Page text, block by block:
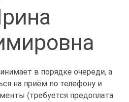
в порядке очереди, а
на приём по телефону и
(требуется предоплата